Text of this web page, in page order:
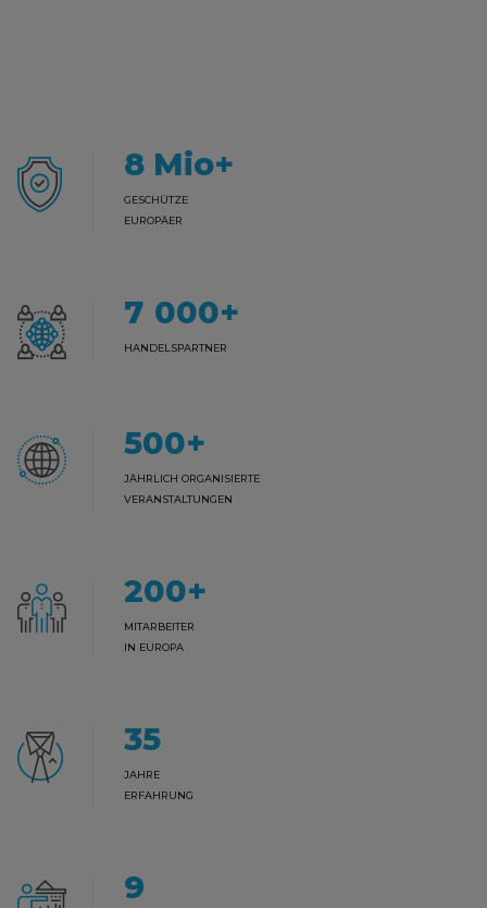
8 Mio+
GESCHÜTZE
EUROPÄER
7000+
HANDELSPARTNER
500+
JÄHRLICH ORGANISIERTE
VERANSTALTUNGEN
200+
MITARBEITER
IN EUROPA
35
JAHRE
ERFAHRUNG
9